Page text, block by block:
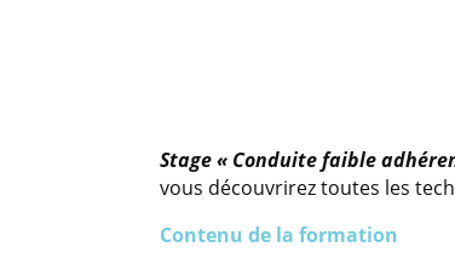
Stage « Conduite faible
vous découvrirez toutes les
Contenu de la formation